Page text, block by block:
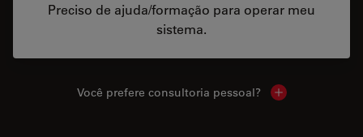
Preciso de ajuda/formação para operar meu
sistema.
Você prefere consultoria pessoal? Show local